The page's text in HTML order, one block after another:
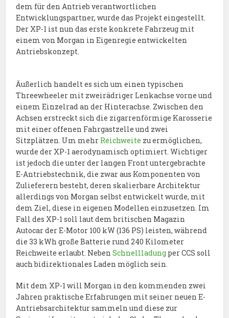
dem für den Antrieb verantwortlichen
Entwicklungspartner, wurde das Projekt eingestellt.
Der XP-1 ist nun das erste konkrete Fahrzeug mit
einem von Morgan in Eigenregie entwickelten
Antriebskonzept.
Äußerlich handelt es sich um einen typischen
Threewheeler mit zweirädriger Lenkachse vorne und
einem Einzelrad an der Hinterachse. Zwischen den
Achsen erstreckt sich die zigarrenförmige Karosserie
mit einer offenen Fahrgastzelle und zwei
Sitzplätzen. Um mehr Reichweite zu ermöglichen,
wurde der XP-1 aerodynamisch optimiert. Wichtiger
ist jedoch die unter der langen Front untergebrachte
E-Antriebstechnik, die zwar aus Komponenten von
Zulieferern besteht, deren skalierbare Architektur
allerdings von Morgan selbst entwickelt wurde, mit
dem Ziel, diese in eigenen Modellen einzusetzen. Im
Fall des XP-1 soll laut dem britischen Magazin
Autocar der E-Motor 100 kW (136 PS) leisten, während
die 33 kWh große Batterie rund 240 Kilometer
Reichweite erlaubt. NebenSchnellladung per CCS soll
auch bidirektionales Laden möglich sein.
Mit dem XP-1 will Morgan in den kommenden zwei
Jahren praktische Erfahrungen mit seiner neuen E-
Antriebsarchitektur sammeln und diese zur